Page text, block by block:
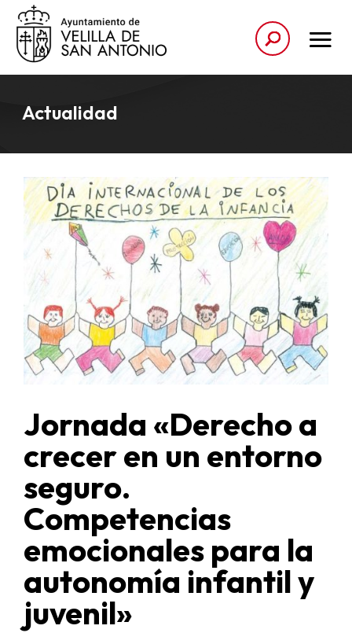
Actualidad
Jornada «Derecho a
crecer en un entorno
seguro.
Competencias
emocionales para la
autonomía infantil y
juvenil»